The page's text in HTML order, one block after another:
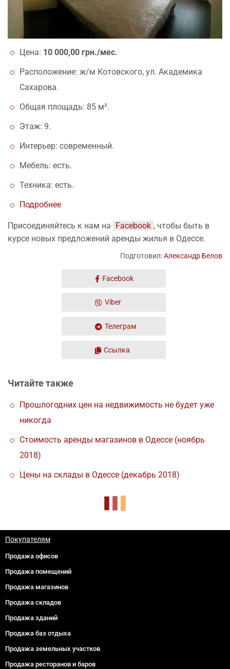
Цена: 10 000,00 грн./мес.
Расположение: ж/м Котовского, ул. Академика
Сахарова.
Общая площадь: 85 м².
Этаж: 9.
Интерьер: современный.
Мебель: есть.
Техника: есть.
Подробнее
Присоединяйтесь к нам на Facebook , чтобы быть в
курсе новых предложений аренды жилья в Одессе.
Подготовил:Александр Белов
Facebook
Viber
Телеграм
Ссылка
Читайте также
Прошлогодних цен на недвижимость не будет уже
никогда
Стоимость аренды магазинов в Одессе (ноябрь
2018)
Цены на склады в Одессе (декабрь 2018)
Покупателям
Продажа офисов
Продажа помещений
Продажа магазинов
Продажа складов
Продажа зданий
Продажа баз отдыха
Продажа земельных участков
Продажа ресторанов и баров